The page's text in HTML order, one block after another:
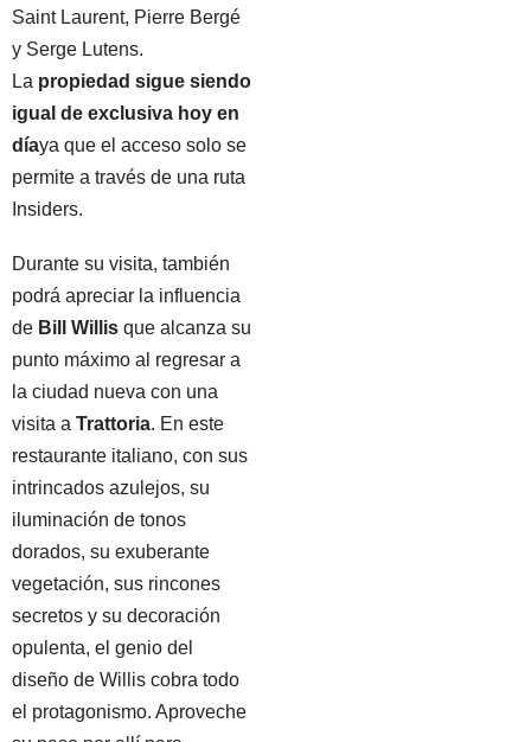
Saint Laurent, Pierre Bergé
y Serge Lutens.
La propiedad sigue siendo
igual de exclusiva hoy en
díaya que el acceso solo se
permite a través de una ruta
Insiders.
Durante su visita, también
podrá apreciar la influencia
de Bill Willis que alcanza su
punto máximo al regresar a
la ciudad nueva con una
visita a Trattoria. En este
restaurante italiano, con sus
intrincados azulejos, su
iluminación de tonos
dorados, su exuberante
vegetación, sus rincones
secretos y su decoración
opulenta, el genio del
diseño de Willis cobra todo
el protagonismo. Aproveche